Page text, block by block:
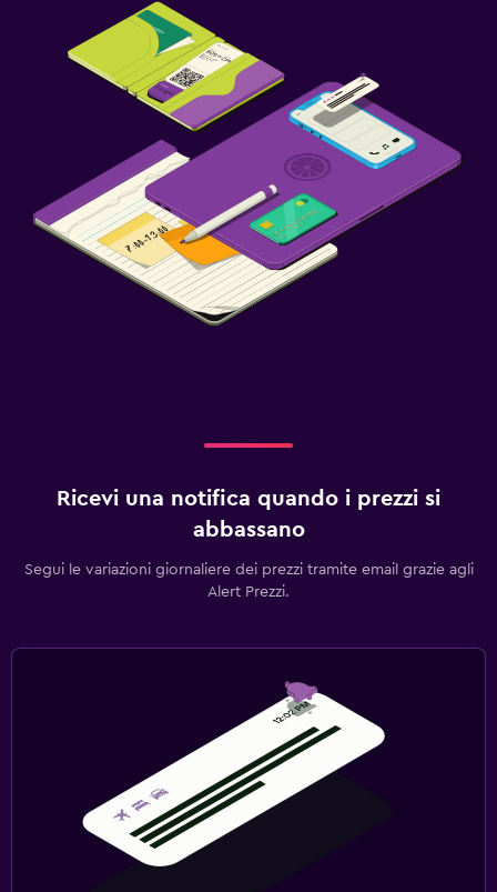
Ricevi una notifica quando i prezzi si
abbassano
Segui le variazioni giornaliere dei prezzi tramite email grazie agli
Alert Prezzi.